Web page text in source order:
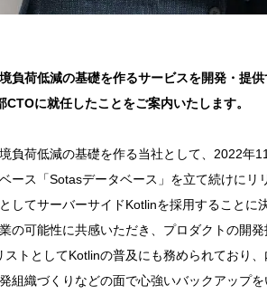
負荷低減の基礎を作るサービスを開発・
に就任したことをご案内いたします。
負荷低減の基礎を作る当社として、2022年
ース「Sotasデータベース」を立て続けに
してサーバーサイドKotlinを採用することに
の可能性に共感いただき、プロダクトの開
トとしてKotlinの普及にも務められており
組織づくりなどの面で心強いバックアップを